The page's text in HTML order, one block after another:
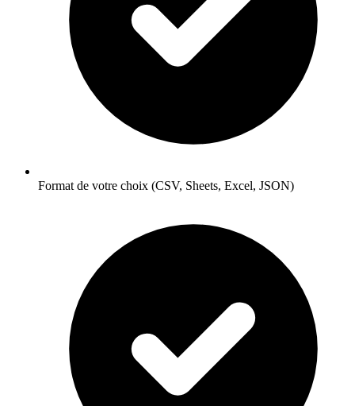
Format de votre choix (CSV, Sheets, Excel, JSON)